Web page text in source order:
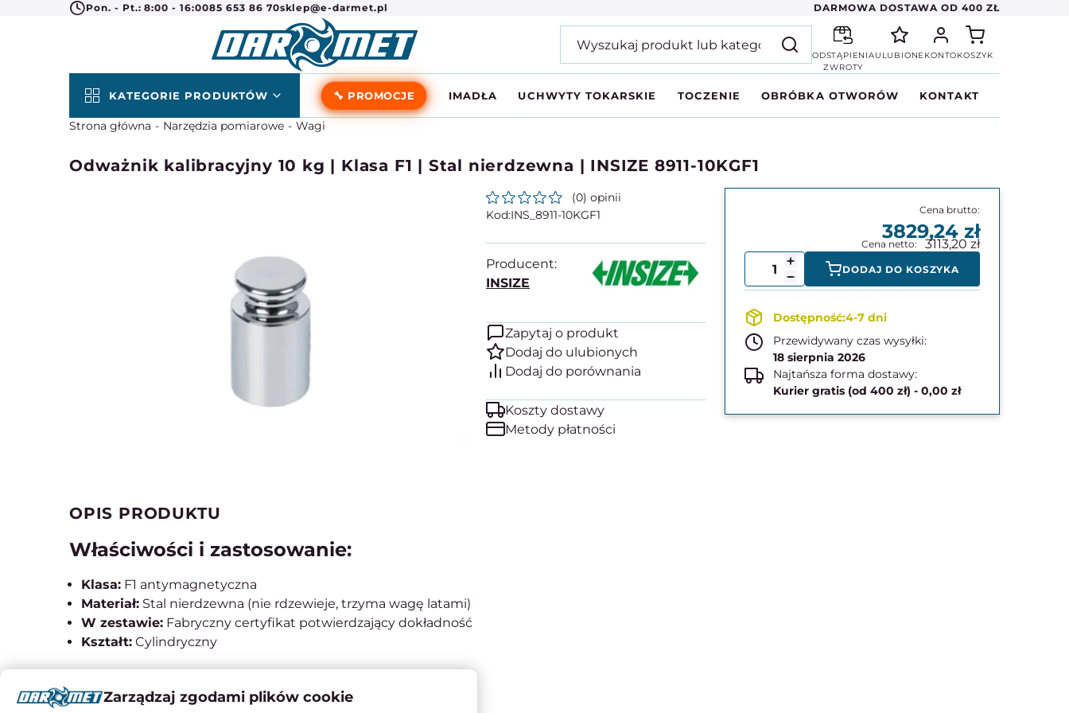
Pon. - Pt.: 8:00 - 16:0085 653 86 70sklep@e-darmet.pl DARMOWA DOSTAWA OD 400 ZŁ
ODSTĄPIENIA
ZWROTY
ULUBIONE KONTOKOSZYK
KATEGORIE PRODUKTÓW 🔧 PROMOCJE IMADŁA UCHWYTY TOKARSKIE TOCZENIE OBRÓBKA OTWORÓW KONTAKT
Strona główna Narzędzia pomiarowe Wagi
Odważnik kalibracyjny 10 kg | Klasa F1 | Stal nierdzewna | INSIZE 8911-10KGF1
(0) opinii
INS_8911-10KGF1
Producent:
INSIZE
Zapytaj o produkt
Koszty dostawy
Metody płatności
3829,24
3113,20
DODAJ DO KOSZYKA
4-7 dni
Przewidywany czas wysyłki:
18 sierpnia 2026
Najtańsza forma dostawy:
Kurier gratis (od 400 zł) - 0,00 zł
OPIS PRODUKTU
Właściwości i zastosowanie:
Klasa: F1 antymagnetyczna
Materiał: Stal nierdzewna (nie rdzewieje, trzyma wagę latami)
W zestawie: Fabryczny certyfikat potwierdzający dokładność
Kształt: Cylindryczny
Instrukcje obsługi
Zarządzaj zgodami plików cookie